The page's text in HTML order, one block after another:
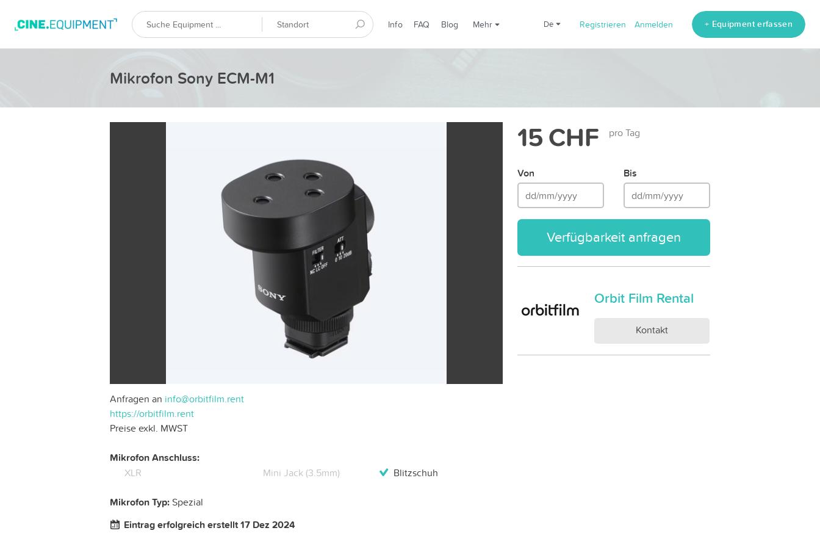
Info FAQ Blog Mehr de Registrieren Anmelden + Equipment erfassen
Mikrofon Sony ECM-M1
Anfragen an info@orbitfilm.rent
https://orbitfilm.rent
Preise exkl. MWST
Mikrofon Anschluss:
XLR Mini Jack (3.5mm) Blitzschuh
Mikrofon Typ: Spezial
Eintrag erfolgreich erstellt 17 Dez 2024
15 CHF pro Tag
Von Bis
Verfügbarkeit anfragen
Orbit Film Rental
Kontakt